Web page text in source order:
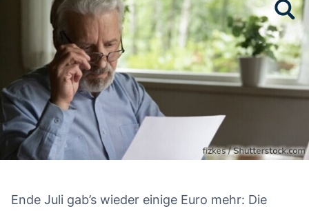
Ende Juli gab’s wieder einige Euro mehr: Die